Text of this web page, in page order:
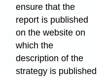
ensure that the
report is published
on the website on
which the
description of the
strategy is published